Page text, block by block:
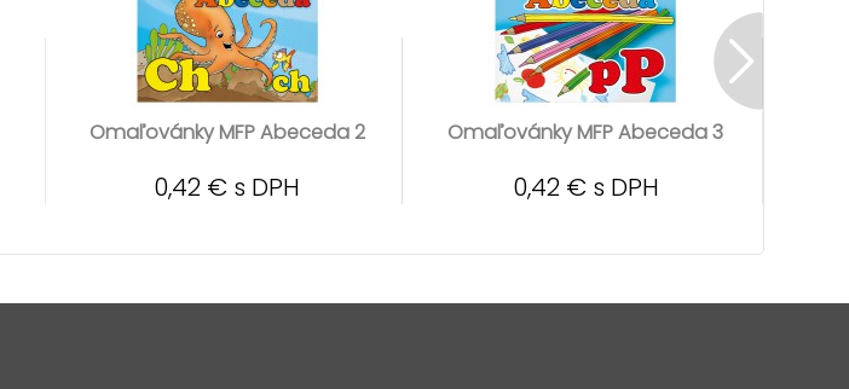
Omaľovánky MFP Abeceda 2
0,42 € s DPH
Omaľovánky MFP Abeceda 3
0,42 € s DPH